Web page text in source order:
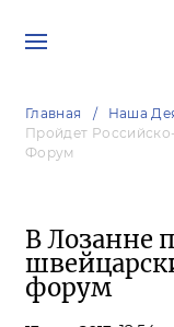
Главная Наша
Пройдет
Форум
В Лозанне
форум